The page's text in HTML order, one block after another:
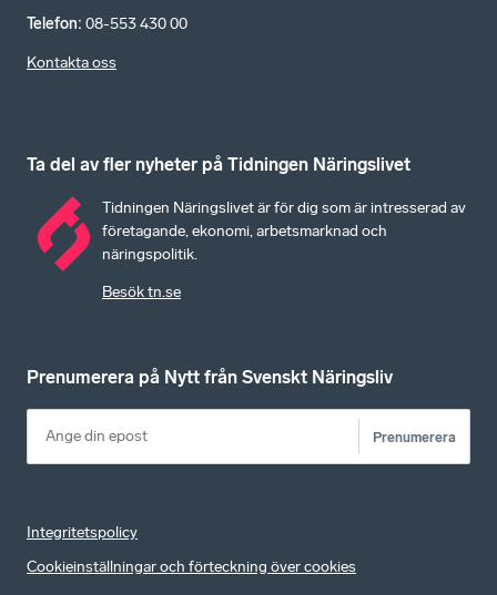
Telefon: 08-553 430 00
Kontakta oss
Ta del av fler nyheter på Tidningen Näringslivet
Tidningen Näringslivet är för dig som är intresserad av
företagande, ekonomi, arbetsmarknad och
näringspolitik.
Besök tn.se
Prenumerera på Nytt från Svenskt Näringsliv
Prenumerera
Integritetspolicy
Cookieinställningar och förteckning över cookies